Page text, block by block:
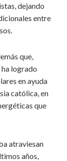
dejando
entre
que,
logrado
en ayuda
católica, en
que
atraviesan
años,